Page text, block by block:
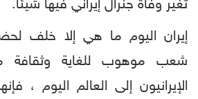
تغير وفاة جنرال إيراني فيها شيئاً.
إيران اليوم ما هي إلا خلف
شعب موهوب للغاية وثقافة
الإيرانيون إلى العالم اليوم ،